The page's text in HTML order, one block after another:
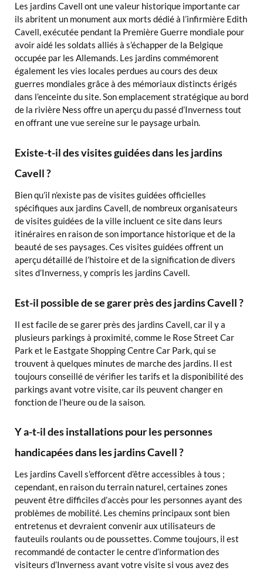
Les jardins Cavell ont une valeur historique importante car
ils abritent un monument aux morts dédié à l’infirmière Edith
Cavell, exécutée pendant la Première Guerre mondiale pour
avoir aidé les soldats alliés à s’échapper de la Belgique
occupée par les Allemands. Les jardins commémorent
également les vies locales perdues au cours des deux
guerres mondiales grâce à des mémoriaux distincts érigés
dans l’enceinte du site. Son emplacement stratégique au bord
de la rivière Ness offre un aperçu du passé d’Inverness tout
en offrant une vue sereine sur le paysage urbain.
Existe-t-il des visites guidées dans les jardins
Cavell ?
Bien qu’il n’existe pas de visites guidées officielles
spécifiques aux jardins Cavell, de nombreux organisateurs
de visites guidées de la ville incluent ce site dans leurs
itinéraires en raison de son importance historique et de la
beauté de ses paysages. Ces visites guidées offrent un
aperçu détaillé de l’histoire et de la signification de divers
sites d’Inverness, y compris les jardins Cavell.
Est-il possible de se garer près des jardins Cavell ?
Il est facile de se garer près des jardins Cavell, car il y a
plusieurs parkings à proximité, comme le Rose Street Car
Park et le Eastgate Shopping Centre Car Park, qui se
trouvent à quelques minutes de marche des jardins. Il est
toujours conseillé de vérifier les tarifs et la disponibilité des
parkings avant votre visite, car ils peuvent changer en
fonction de l’heure ou de la saison.
Y a-t-il des installations pour les personnes
handicapées dans les jardins Cavell ?
Les jardins Cavell s’efforcent d’être accessibles à tous ;
cependant, en raison du terrain naturel, certaines zones
peuvent être difficiles d’accès pour les personnes ayant des
problèmes de mobilité. Les chemins principaux sont bien
entretenus et devraient convenir aux utilisateurs de
fauteuils roulants ou de poussettes. Comme toujours, il est
recommandé de contacter le centre d’information des
visiteurs d’Inverness avant votre visite si vous avez des